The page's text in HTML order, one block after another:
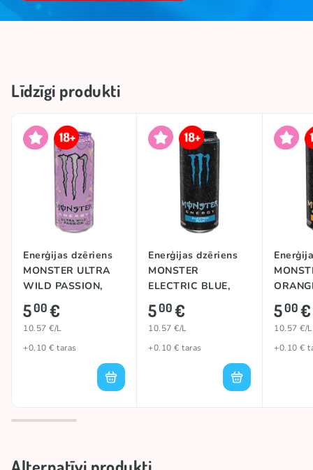
Līdzīgi produkti
Enerģijas dzēriens
MONSTER ULTRA
WILD PASSION,
473ml
500€
10.57 €/L
+0.10 € taras
Enerģijas dzēriens
MONSTER
ELECTRIC BLUE,
473ml
500€
10.57 €/L
+0.10 € taras
500€
10.57 €/L
+0.10 €